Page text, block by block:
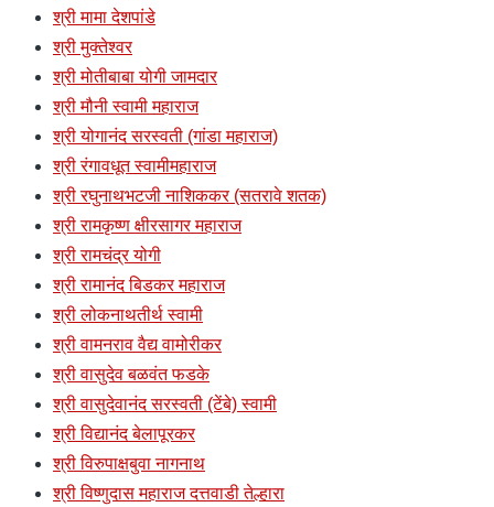
श्री मामा देशपांडे
श्री मुक्तेश्वर
श्री मोतीबाबा योगी जामदार
श्री मौनी स्वामी महाराज
श्री योगानंद सरस्वती (गांडा महाराज)
श्री रंगावधूत स्वामीमहाराज
श्री रघुनाथभटजी नाशिककर (सतरावे शतक)
श्री रामकृष्ण क्षीरसागर महाराज
श्री रामचंद्र योगी
श्री रामानंद बिडकर महाराज
श्री लोकनाथतीर्थ स्वामी
श्री वामनराव वैद्य वामोरीकर
श्री वासुदेव बळवंत फडके
श्री वासुदेवानंद सरस्वती (टेंबे) स्वामी
श्री विद्यानंद बेलापूरकर
श्री विरुपाक्षबुवा नागनाथ
श्री विष्णुदास महाराज दत्तवाडी तेल्हारा